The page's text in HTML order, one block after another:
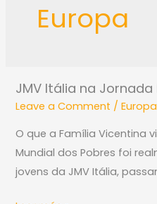
Europa
JMV Itália na
Leave a Comment /Europa
O que a Família Vicentina
Mundial dos Pobres foi
jovens da JMV Itália,
JMV
Itália
na
Jornada
Mundial